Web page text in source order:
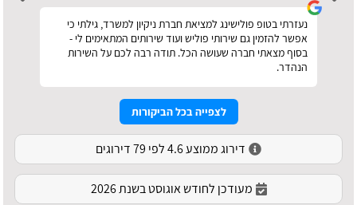
נעזרתי בטופ פולישינג למציאת חברת ניקיון למשרד, גילתי כי
אפשר להזמין גם שירותי פוליש ועוד שירותים המתאימים לי -
בסוף מצאתי חברה שעושה הכל. תודה רבה לכם על השירות
הנהדר.
לצפייה בכל הביקורות
דירוג ממוצע 4.6 לפי 79 דירוגים
מעודכן לחודש אוגוסט בשנת 2026